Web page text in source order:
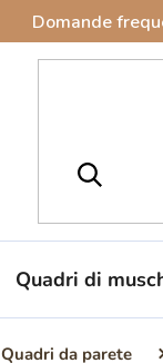
Domande
Quadri di
Quadri da parete